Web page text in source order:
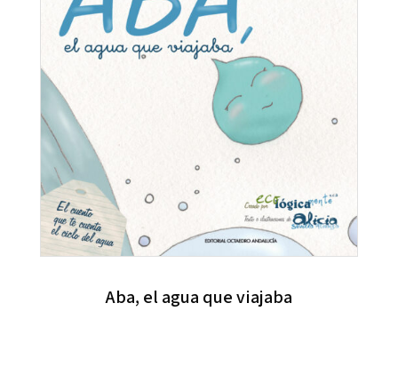
Aba, el agua que viajaba